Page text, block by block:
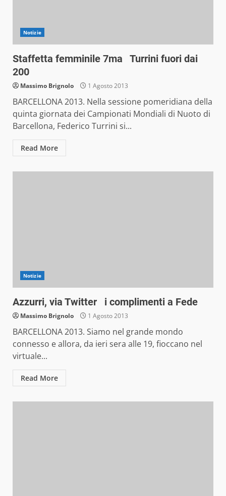
Notizie
Staffetta femminile 7ma Turrini fuori dai
200
Massimo Brignolo 1 Agosto 2013
BARCELLONA 2013. Nella sessione pomeridiana della
quinta giornata dei Campionati Mondiali di Nuoto di
Barcellona, Federico Turrini si...
Read More
Notizie
Azzurri, via Twitter i complimenti a Fede
Massimo Brignolo 1 Agosto 2013
BARCELLONA 2013. Siamo nel grande mondo
connesso e allora, da ieri sera alle 19, fioccano nel
virtuale...
Read More